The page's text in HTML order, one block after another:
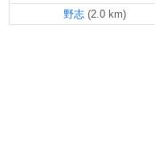
野志 (2.0 km)